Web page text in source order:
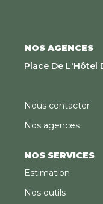
NOS AGENCES
Place De L'Hôtel
Nous contacter
Nos agences
NOS SERVICES
Estimation
Nos outils